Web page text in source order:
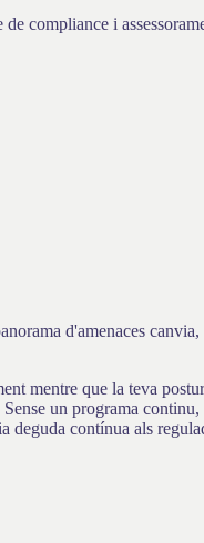
compliance i
d'amenaces
mentre que la teva
un programa
deguda contínua als